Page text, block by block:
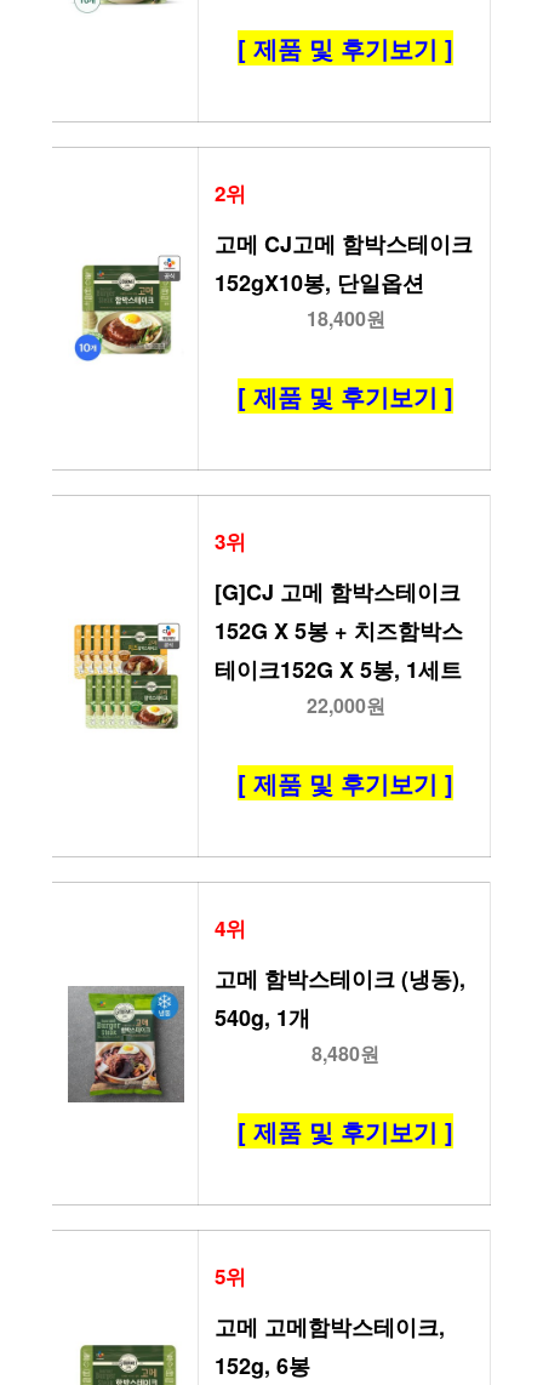
[ 제품 및 후기보기 ]
2위
고메 CJ고메 함박스테이크
152gX10봉, 단일옵션
18,400원
[ 제품 및 후기보기 ]
3위
[G]CJ 고메 함박스테이크
152G X 5봉 + 치즈함박스
테이크152G X 5봉, 1세트
22,000원
[ 제품 및 후기보기 ]
4위
고메 함박스테이크 (냉동),
540g, 1개
8,480원
[ 제품 및 후기보기 ]
5위
고메 고메함박스테이크,
152g, 6봉